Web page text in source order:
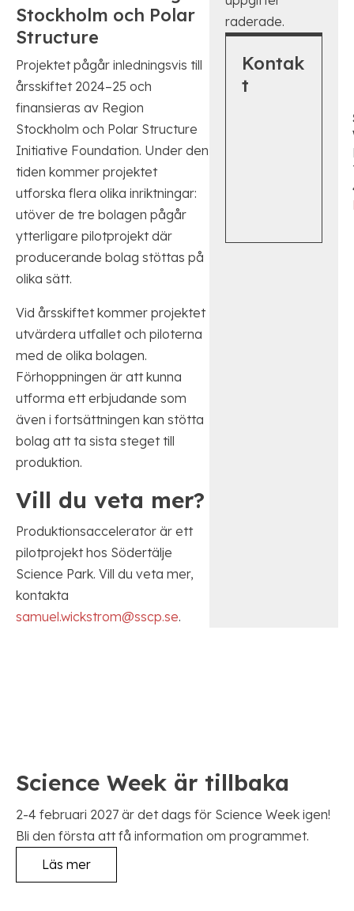
Stockholm och Polar
Structure
Projektet pågår inledningsvis till
årsskiftet 2024–25 och
finansieras av Region
Stockholm och Polar Structure
Initiative Foundation. Under den
tiden kommer projektet
utforska flera olika inriktningar:
utöver de tre bolagen pågår
ytterligare pilotprojekt där
producerande bolag stöttas på
olika sätt.
Vid årsskiftet kommer projektet
utvärdera utfallet och piloterna
med de olika bolagen.
Förhoppningen är att kunna
utforma ett erbjudande som
även i fortsättningen kan stötta
bolag att ta sista steget till
produktion.
Vill du veta mer?
Produktionsaccelerator är ett
pilotprojekt hos Södertälje
Science Park. Vill du veta mer,
kontakta
samuel.wickstrom@sscp.se.
raderade.
Kontak
t
Science Week är tillbaka
2-4 februari 2027 är det dags för Science Week igen!
Bli den första att få information om programmet.
Läs mer